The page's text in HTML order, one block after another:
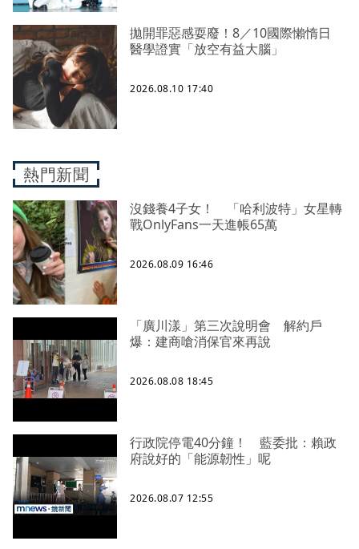
拋開罪惡感耍廢！8／10國際懶惰日
醫學證實「放空有益大腦」
2026.08.10 17:40
熱門新聞
沒錢養4子女！ 「哈利波特」女星轉
戰OnlyFans一天進帳65萬
2026.08.09 16:46
「廣川漾」第三次說明會 解約戶
爆：建商嗆消保官來再說
2026.08.08 18:45
行政院停電40分鐘！ 藍委批：賴政
府說好的「能源韌性」呢
2026.08.07 12:55